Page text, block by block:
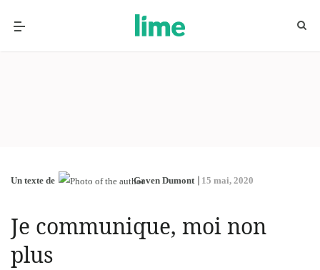
Un texte de Gaven Dumont 15 mai, 2020
Je communique, moi non
plus